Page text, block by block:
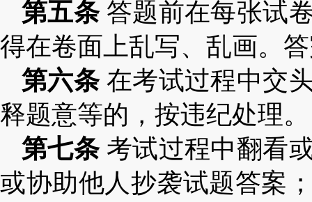
第五条 答题前在每张试
得在卷面上乱写、乱画。
第六条 在考试过程中交
释题意等的，按违纪处理。
第七条 考试过程中翻看
或协助他人抄袭试题答案